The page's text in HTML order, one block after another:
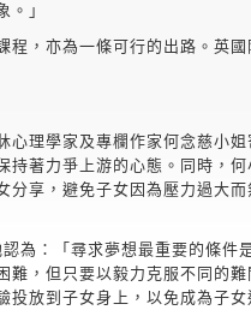
」
，亦為一條可行的出路。英
理學家及專欄作家何念慈小
著力爭上游的心態。同時，
享，避免子女因為壓力過大
為：「尋求夢想最重要的條件
，但只要以毅力克服不同的難
放到子女身上，以免成為子女